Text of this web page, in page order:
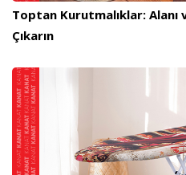
Toptan Kurutmalıklar: Alanı
Çıkarın